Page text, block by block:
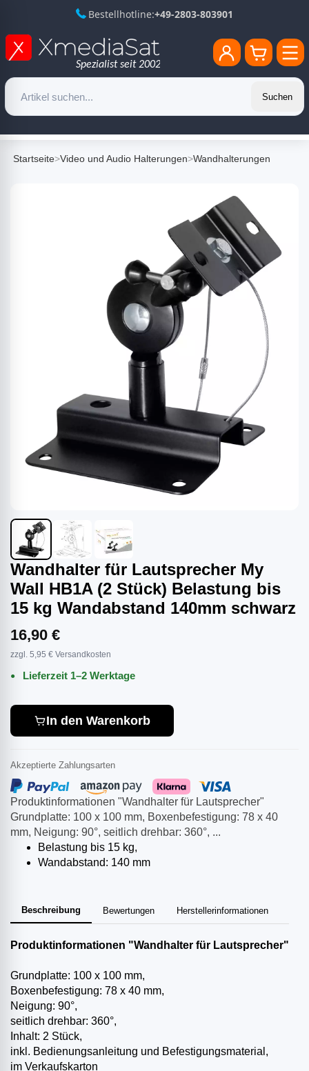
Bestellhotline:+49-2803-803901
Suchen
Startseite>Video und Audio Halterungen>Wandhalterungen
Wandhalter für Lautsprecher My
Wall HB1A (2 Stück) Belastung bis
15 kg Wandabstand 140mm schwarz
Produktinformationen "Wandhalter für Lautsprecher"
Grundplatte: 100 x 100 mm, Boxenbefestigung: 78 x 40
mm, Neigung: 90°, seitlich drehbar: 360°, ...
Belastung bis 15 kg,
Wandabstand: 140 mm
Beschreibung Bewertungen Herstellerinformationen
Produktinformationen "Wandhalter für Lautsprecher"
Grundplatte: 100 x 100 mm,
Boxenbefestigung: 78 x 40 mm,
Neigung: 90°,
seitlich drehbar: 360°,
Inhalt: 2 Stück,
inkl. Bedienungsanleitung und Befestigungsmaterial,
im Verkaufskarton
16,90 €
zzgl. 5,95 € Versandkosten
Lieferzeit 1–2 Werktage
In den Warenkorb
Akzeptierte Zahlungsarten